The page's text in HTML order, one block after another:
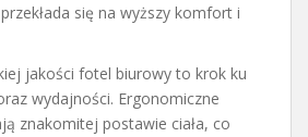
się na wyższy komfort i
jakości fotel biurowy to krok ku
wydajności. Ergonomiczne
znakomitej postawie ciała, co